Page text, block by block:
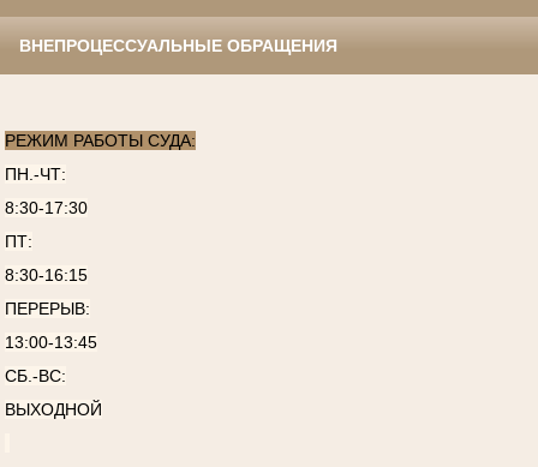
ВНЕПРОЦЕССУАЛЬНЫЕ ОБРАЩЕНИЯ
РЕЖИМ РАБОТЫ СУДА:
ПН.-ЧТ:
8:30-17:30
ПТ:
8:30-16:15
ПЕРЕРЫВ:
13:00-13:45
СБ.-ВС:
ВЫХОДНОЙ